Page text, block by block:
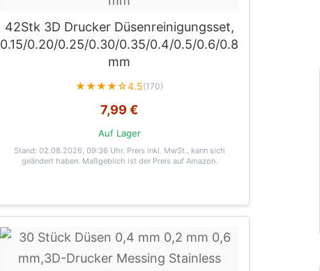
42Stk 3D Drucker Düsenreinigungsset,
0.15/0.20/0.25/0.30/0.35/0.4/0.5/0.6/0.8
mm
★★★★☆4.5(170)
7,99 €
Auf Lager
Stand: 02.08.2026, 09:36 Uhr. Preis inkl. MwSt., kann sich
geändert haben. Maßgeblich ist der Preis auf Amazon.